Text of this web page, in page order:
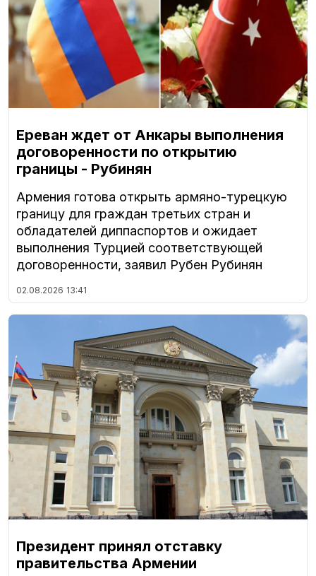
Ереван ждет от Анкары выполнения
договоренности по открытию
границы - Рубинян
Армения готова открыть армяно-турецкую
границу для граждан третьих стран и
обладателей диппаспортов и ожидает
выполнения Турцией соответствующей
договоренности, заявил Рубен Рубинян
02.08.2026 13:41
Президент принял отставку
правительства Армении